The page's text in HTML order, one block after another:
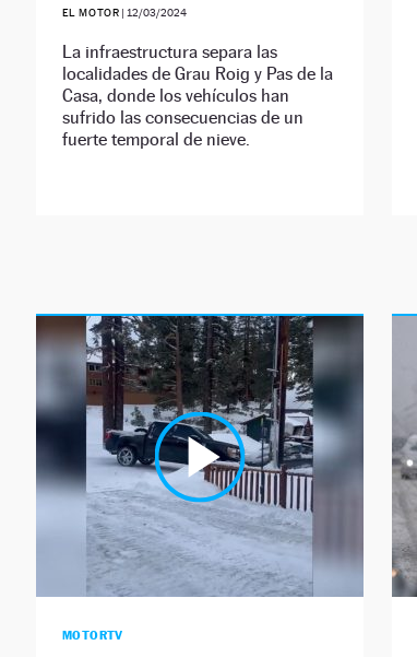
EL MOTOR | 12/03/2024
La infraestructura separa las
localidades de Grau Roig y Pas de la
Casa, donde los vehículos han
sufrido las consecuencias de un
fuerte temporal de nieve.
MOTORTV